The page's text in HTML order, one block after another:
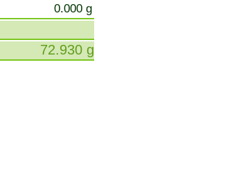
0.000 g
72.930 g